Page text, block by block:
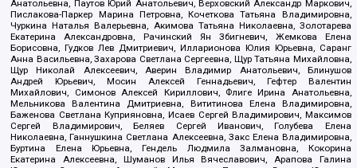
Анатольевна, Паутов Юрий Анатольевич, Верховский Александр Маркович,
Пислакова-Паркер Марина Петровна, Кочеткова Татьяна Владимировна,
Чуркина Наталья Валерьевна, Акимова Татьяна Николаевна, Золотарева
Екатерина Александровна, Рачинский Ян Збигневич, Жемкова Елена
Борисовна, Гудков Лев Дмитриевич, Илларионова Юлия Юрьевна, Саранг
Анна Васильевна, Захарова Светлана Сергеевна, Щур Татьяна Михайловна,
Щур Николай Алексеевич, Аверин Владимир Анатольевич, Блинушов
Андрей Юрьевич, Мосин Алексей Геннадьевич, Гефтер Валентин
Михайлович, Симонов Алексей Кириллович, Флиге Ирина Анатольевна,
Мельникова Валентина Дмитриевна, Вититинова Елена Владимировна,
Баженова Светлана Куприяновна, Исаев Сергей Владимирович, Максимов
Сергей Владимирович, Беляев Сергей Иванович, Голубева Елена
Николаевна, Ганнушкина Светлана Алексеевна, Закс Елена Владимировна,
Буртина Елена Юрьевна, Гендель Людмила Залмановна, Кокорина
Екатерина Алексеевна, Шуманов Илья Вячеславович, Арапова Галина